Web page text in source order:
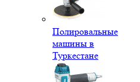
Полировальные
машины в
Туркестане